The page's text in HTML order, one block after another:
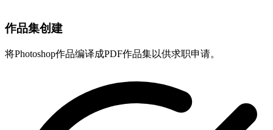
作品集创建
将Photoshop作品编译成PDF作品集以供求职申请。